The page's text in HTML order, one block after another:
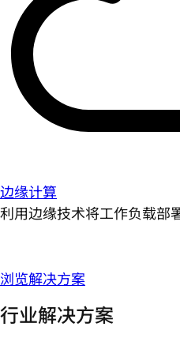
边缘计算
利用边缘技术将工作负载部
浏览解决方案
行业解决方案